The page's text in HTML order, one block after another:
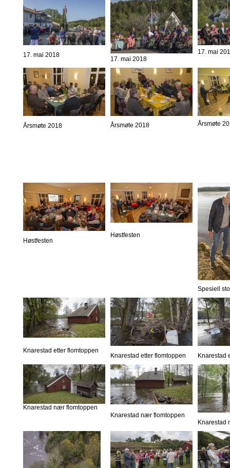
17. mai 2018
17. mai 2018
17. mai
Årsmøte 2018 Årsmøte 2018 Årsmøte
Høstfesten
Høstfesten
Spesiell
Knarestad etter flomtoppen
Knarestad etter flomtoppen Knarestad
Knarestad nær flomtoppen
Knarestad nær flomtoppen
Knarestad